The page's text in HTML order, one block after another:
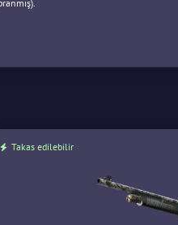
Takas edilebilir